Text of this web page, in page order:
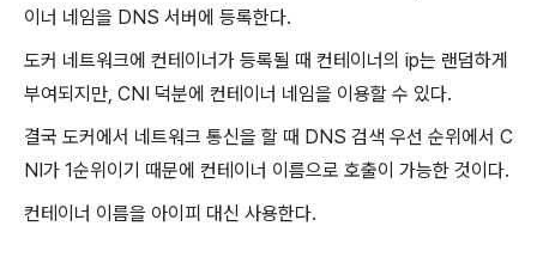
이너 네임을 DNS 서버에 등록한다.
도커 네트워크에 컨테이너가 등록될 때 컨테이너의 ip는 랜덤하게
부여되지만, CNI 덕분에 컨테이너 네임을 이용할 수 있다.
결국 도커에서 네트워크 통신을 할 때 DNS 검색 우선 순위에서 C
NI가 1순위이기 때문에 컨테이너 이름으로 호출이 가능한 것이다.
컨테이너 이름을 아이피 대신 사용한다.